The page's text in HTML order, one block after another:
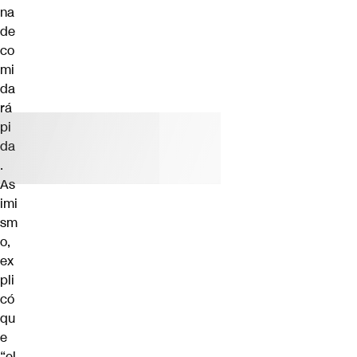
na
de
co
mi
da
rá
pi
da
.
As
imi
sm
o,
ex
pli
có
qu
e